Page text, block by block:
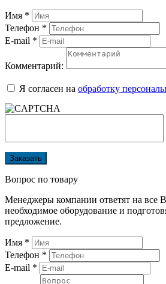
Имя *
Телефон *
E-mail *
Комментарий:
Я согласен на обработку
Заказать
Вопрос по товару
Менеджеры компании ответят на все
необходимое оборудование и
предложение.
Имя *
Телефон *
E-mail *